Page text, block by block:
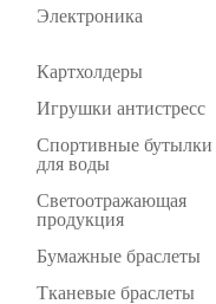
Электроника
Картхолдеры
Игрушки антистресс
Спортивные бутылки
для воды
Светоотражающая
продукция
Бумажные браслеты
Тканевые браслеты